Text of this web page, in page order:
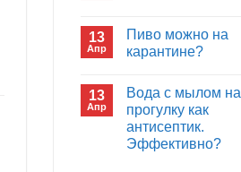
больнице?
записи
Сон
с
13
Апр
Пиво можно на
карантине?
записи
Пиво
можно
на
карантине?
13
Апр
Вода с мылом на
прогулку как
антисептик.
Эффективно?